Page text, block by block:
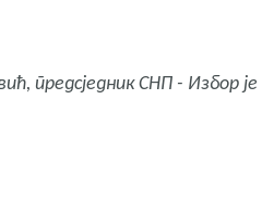
предсједник СНП - Избор